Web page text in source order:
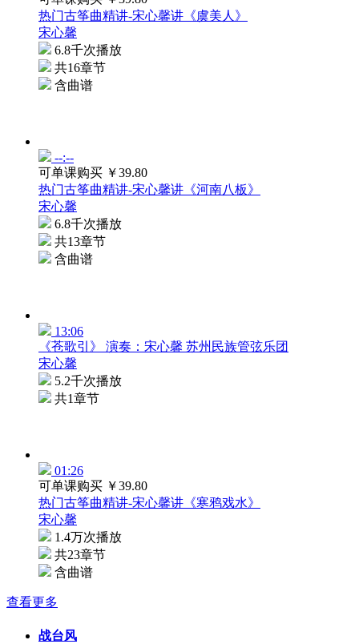
热门古筝曲精讲-宋心馨讲《虞美人》
宋心馨
6.8千次播放
共16章节
含曲谱
--:--
可单课购买 ￥39.80
热门古筝曲精讲-宋心馨讲《河南八板》
宋心馨
6.8千次播放
共13章节
含曲谱
13:06
《苍歌引》 演奏：宋心馨 苏州民族管弦乐团
宋心馨
5.2千次播放
共1章节
01:26
可单课购买 ￥39.80
热门古筝曲精讲-宋心馨讲《寒鸦戏水》
宋心馨
1.4万次播放
共23章节
含曲谱
查看更多
战台风